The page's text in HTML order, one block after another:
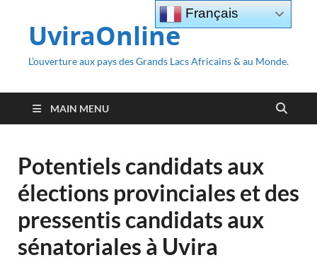
UviraOnline
L’ouverture aux pays des Grands Lacs Africains & au Monde.
MAIN MENU
Potentiels candidats aux
élections provinciales et des
pressentis candidats aux
sénatoriales à Uvira
Français